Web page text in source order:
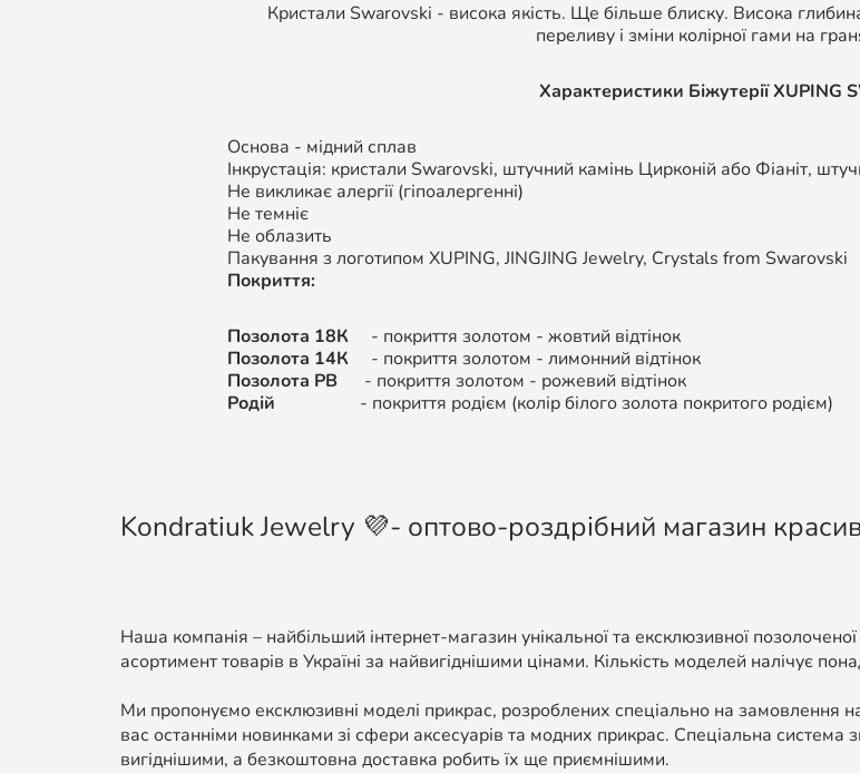
Кристали Swarovski - висока якість. Ще більше блиску. Висока
переливу і зміни колірної гами на
Характеристики БіжутеріїXUPING
Основа - мідний сплав
Інкрустація: кристали Swarovski, штучний камінь Цирконій або Фіаніт,
Не викликає алергії (гіпоалергенні)
Не темніє
Не облазить
Пакування з логотипом XUPING, JINGJING Jewelry, Crystals from Swarovski
Покриття:
Позолота 18К - покриття золотом - жовтий відтінок
Позолота 14К - покриття золотом - лимонний відтінок
Позолота РВ - покриття золотом - рожевий відтінок
Родій - покриття родієм (колір білого золота покритого родієм)
Kondratiuk Jewelry 💜- оптово-роздрібний магазин
Наша компанія – найбільший інтернет-магазин унікальної та ексклюзивної
асортимент товарів в Україні за найвигіднішими цінами. Кількість моделей налічує
Ми пропонуємо ексклюзивні моделі прикрас, розроблених спеціально на
вас останніми новинками зі сфери аксесуарів та модних прикрас. Спеціальна
вигіднішими, а безкоштовна доставка робить їх ще приємнішими.